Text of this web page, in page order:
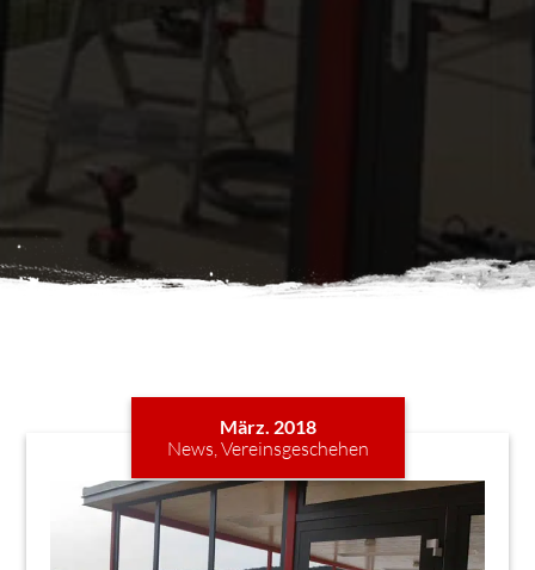
März. 2018
News,Vereinsgeschehen